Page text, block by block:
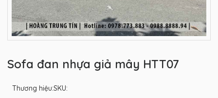
Sofa đan nhựa giả mây HTT07
Thương hiệu:SKU: